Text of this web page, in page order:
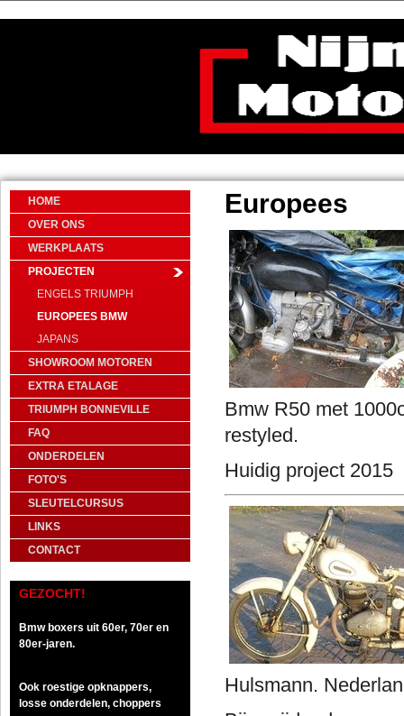
HOME
OVER ONS
WERKPLAATS
PROJECTEN
ENGELS TRIUMPH
EUROPEES BMW
JAPANS
SHOWROOM MOTOREN
EXTRA ETALAGE
TRIUMPH BONNEVILLE
FAQ
ONDERDELEN
FOTO'S
SLEUTELCURSUS
LINKS
CONTACT
GEZOCHT!
Bmw boxers uit 60er, 70er en
80er-jaren.
Ook roestige opknappers,
losse onderdelen, choppers
Europees
Bmw R50 met
restyled.
Huidig project 2015
Hulsmann.